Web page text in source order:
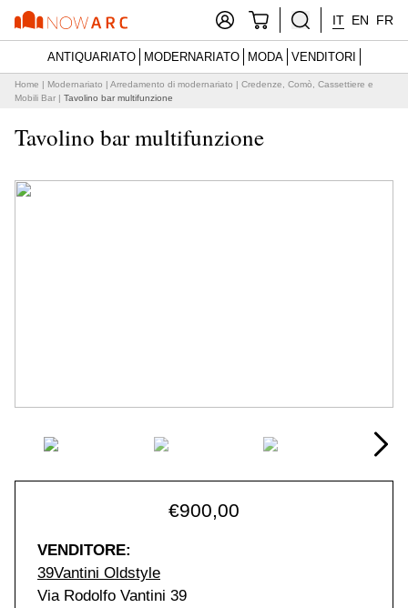
IT EN FR
ANTIQUARIATO MODERNARIATO MODA VENDITORI
Home | Modernariato | Arredamento di modernariato | Credenze, Comò, Cassettiere e
Mobili Bar | Tavolino bar multifunzione
Tavolino bar multifunzione
€900,00
VENDITORE:
39Vantini Oldstyle
Via Rodolfo Vantini 39